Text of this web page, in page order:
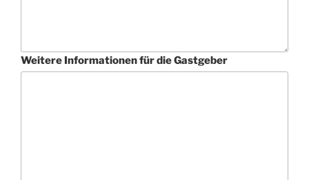
Weitere Informationen für die Gastgeber